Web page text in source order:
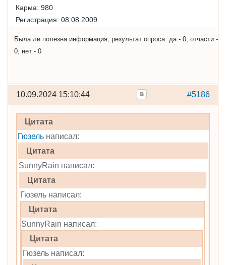
Карма: 980
Регистрация: 08.08.2009
Была ли полезна информация, результат опроса: да - 0, отчасти -
0, нет - 0
#5186
10.09.2024 15:10:44
Цитата
Гюзельнаписал:
Цитата
SunnyRain написал:
Цитата
Гюзель написал:
Цитата
SunnyRain написал:
Цитата
Гюзель написал: